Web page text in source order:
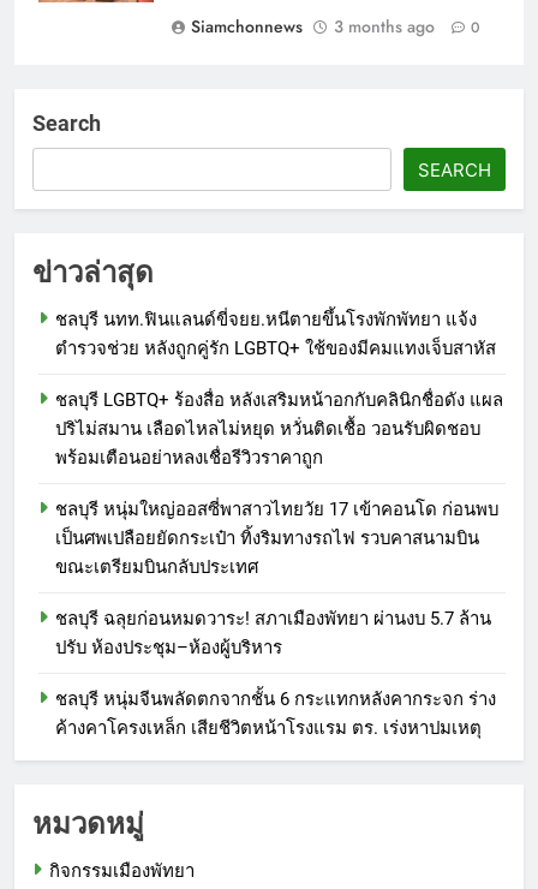
Siamchonnews
3 months ago 0
Search
SEARCH
ข่าวล่าสุด
ชลบุรี นทท.ฟินแลนด์ขี่จยย.หนีตายขึ้นโรงพักพัทยา แจ้ง
ตำรวจช่วย หลังถูกคู่รัก LGBTQ+ ใช้ของมีคมแทงเจ็บสาหัส
ชลบุรี LGBTQ+ ร้องสื่อ หลังเสริมหน้าอกกับคลินิกชื่อดัง แผล
ปริไม่สมาน เลือดไหลไม่หยุด หวั่นติดเชื้อ วอนรับผิดชอบ
พร้อมเตือนอย่าหลงเชื่อรีวิวราคาถูก
ชลบุรี หนุ่มใหญ่ออสซี่พาสาวไทยวัย 17 เข้าคอนโด ก่อนพบ
เป็นศพเปลือยยัดกระเป๋า ทิ้งริมทางรถไฟ รวบคาสนามบิน
ขณะเตรียมบินกลับประเทศ
ชลบุรี ฉลุยก่อนหมดวาระ! สภาเมืองพัทยา ผ่านงบ 5.7 ล้าน
ปรับ ห้องประชุม–ห้องผู้บริหาร
ชลบุรี หนุ่มจีนพลัดตกจากชั้น 6 กระแทกหลังคากระจก ร่าง
ค้างคาโครงเหล็ก เสียชีวิตหน้าโรงแรม ตร. เร่งหาปมเหตุ
หมวดหมู่
กิจกรรมเมืองพัทยา